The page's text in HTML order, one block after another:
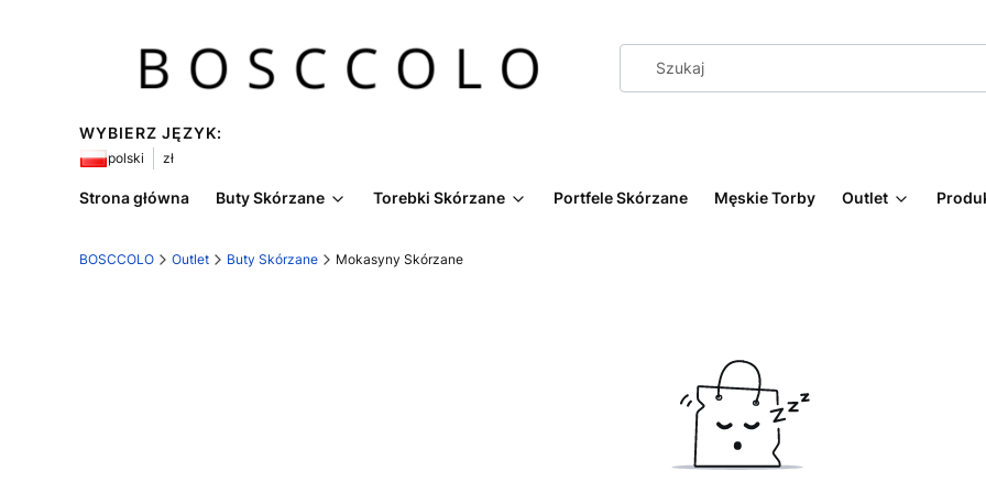
WYBIERZ JĘZYK:
polski zł
Strona główna Buty Skórzane Torebki Skórzane Portfele Skórzane Męskie Torby Outlet
BOSCCOLO Outlet Buty Skórzane Mokasyny Skórzane